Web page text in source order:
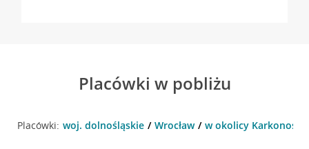
Placówki w pobliżu
Placówki: woj. dolnośląskie Wrocław w okolicy Karkonoska